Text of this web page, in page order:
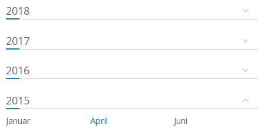
2018
2017
2016
2015
Januar April
Juni